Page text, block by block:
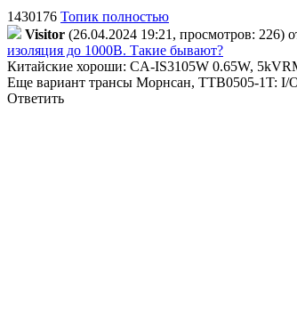
1430176 Топик полностью
Visitor (26.04.2024 19:21, просмотров: 226)
изоляция до 1000В. Такие бывают?
Китайские хороши: CA-IS3105W 0.65W,
Еще вариант трансы Морнсан, TTB0505-1T: I/
Ответить